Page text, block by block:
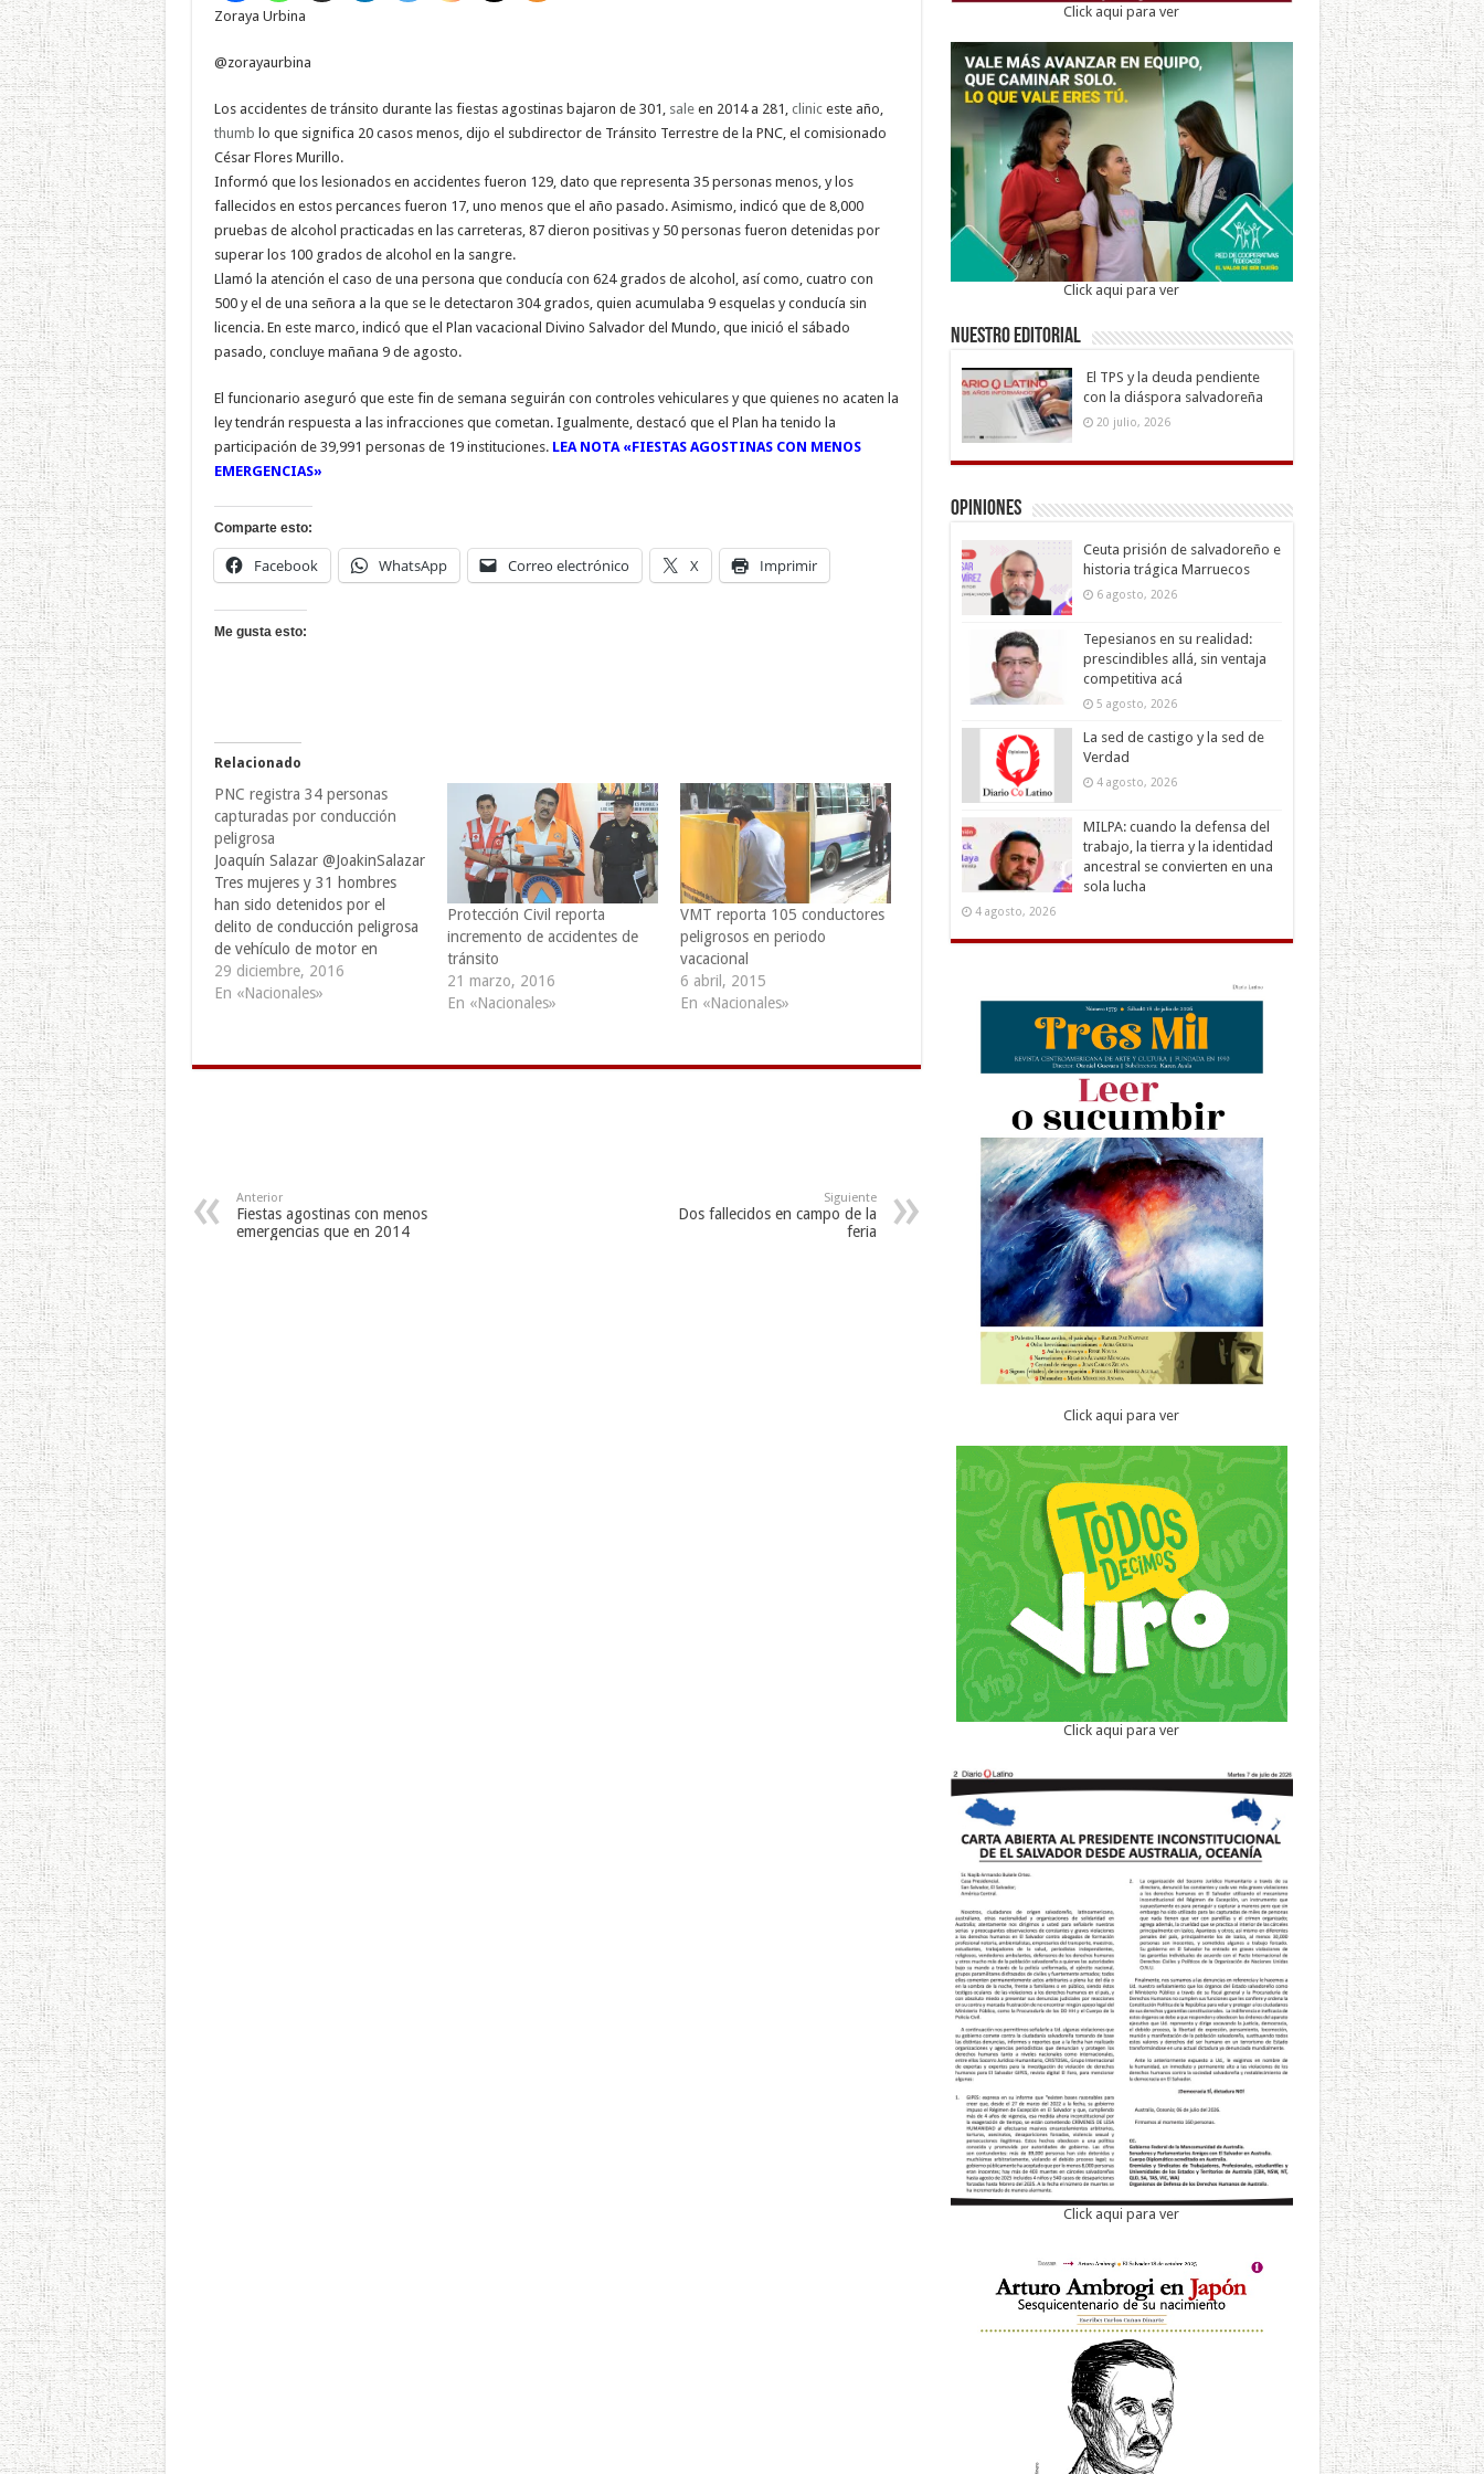
Zoraya Urbina
@zorayaurbina
Los accidentes de tránsito durante las fiestas agostinas bajaron de 301, saleen 2014 a 281, cliniceste año,
thumb lo que significa 20 casos menos, dijo el subdirector de Tránsito Terrestre de la PNC, el comisionado
César Flores Murillo.
Informó que los lesionados en accidentes fueron 129, dato que representa 35 personas menos, y los
fallecidos en estos percances fueron 17, uno menos que el año pasado. Asimismo, indicó que de 8,000
pruebas de alcohol practicadas en las carreteras, 87 dieron positivas y 50 personas fueron detenidas por
superar los 100 grados de alcohol en la sangre.
Llamó la atención el caso de una persona que conducía con 624 grados de alcohol, así como, cuatro con
500 y el de una señora a la que se le detectaron 304 grados, quien acumulaba 9 esquelas y conducía sin
licencia. En este marco, indicó que el Plan vacacional Divino Salvador del Mundo, que inició el sábado
pasado, concluye mañana 9 de agosto.
El funcionario aseguró que este fin de semana seguirán con controles vehiculares y que quienes no acaten la
ley tendrán respuesta a las infracciones que cometan. Igualmente, destacó que el Plan ha tenido la
participación de 39,991 personas de 19 instituciones. LEA NOTA «FIESTAS AGOSTINAS CON MENOS
EMERGENCIAS»
Comparte esto:
Facebook WhatsApp Correo electrónico X Imprimir
Me gusta esto:
Relacionado
PNC registra 34 personas
capturadas por conducción
peligrosa
Joaquín Salazar @JoakinSalazar
Tres mujeres y 31 hombres
han sido detenidos por el
delito de conducción peligrosa
de vehículo de motor en
distintos puntos del país, al
encontrarles un mayor rango
29 diciembre, 2016
En «Nacionales»
Protección Civil reporta
incremento de accidentes de
tránsito
21 marzo, 2016
En «Nacionales»
VMT reporta 105 conductores
peligrosos en periodo
vacacional
6 abril, 2015
En «Nacionales»
Anterior
Fiestas agostinas con menos
emergencias que en 2014
Siguiente
Dos fallecidos en campo de la
feria
Click aqui para ver
Click aqui para ver
Nuestro Editorial
El TPS y la deuda pendiente
con la diáspora salvadoreña
20 julio, 2026
Opiniones
Ceuta prisión de salvadoreño e
historia trágica Marruecos
6 agosto, 2026
Tepesianos en su realidad:
prescindibles allá, sin ventaja
competitiva acá
5 agosto, 2026
La sed de castigo y la sed de
Verdad
4 agosto, 2026
MILPA: cuando la defensa del
trabajo, la tierra y la identidad
ancestral se convierten en una
sola lucha
4 agosto, 2026
Click aqui para ver
Click aqui para ver
Click aqui para ver